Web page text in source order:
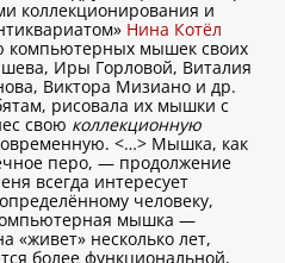
коллекционирования и
Нина Котёл
компьютерных мышек своих
Иры Горловой, Виталия
Виктора Мизиано и др.
рисовала их мышки с
свою коллекционную
<…> Мышка, как
перо, — продолжение
всегда интересует
человеку,
мышка —
«живет» несколько лет,
более функциональной,